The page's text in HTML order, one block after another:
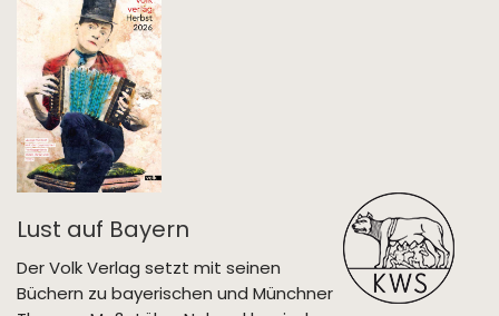
Lust auf Bayern
Der Volk Verlag setzt mit seinen
Büchern zu bayerischen und Münchner